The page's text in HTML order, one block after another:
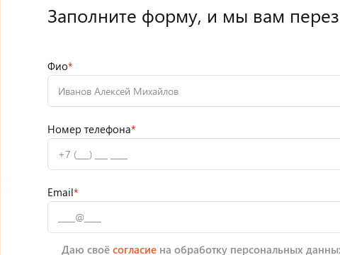
Заполните форму, и мы вам
Фио*
Номер телефона*
Email*
Даю своё согласие на обработку персональных